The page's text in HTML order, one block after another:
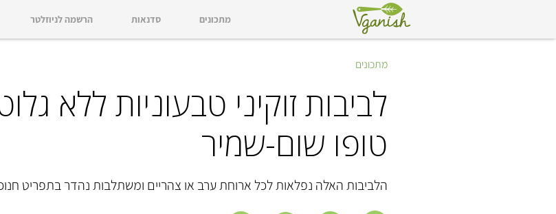
מתכונים סדנאות הרשמה לניוזלטר
מתכונים
לביבות זוקיני טבעוניות ללא
טופו שום-שמיר
הלביבות האלה נפלאות לכל ארוחת ערב או צהריים ומשתלבות נהדר בתפריט